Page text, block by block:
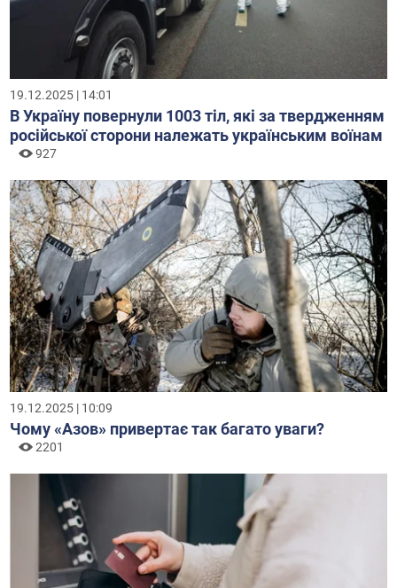
19.12.2025 | 14:01
В Україну повернули 1003 тіл, які за твердженням
російської сторони належать українським воїнам
927
19.12.2025 | 10:09
Чому «Азов» привертає так багато уваги?
2201